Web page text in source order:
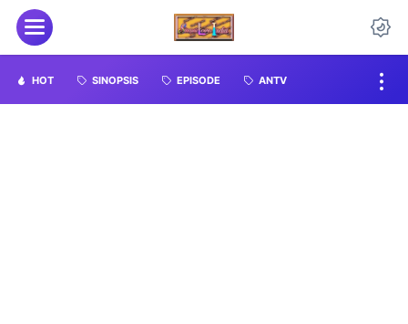
HOT SINOPSIS EPISODE ANTV